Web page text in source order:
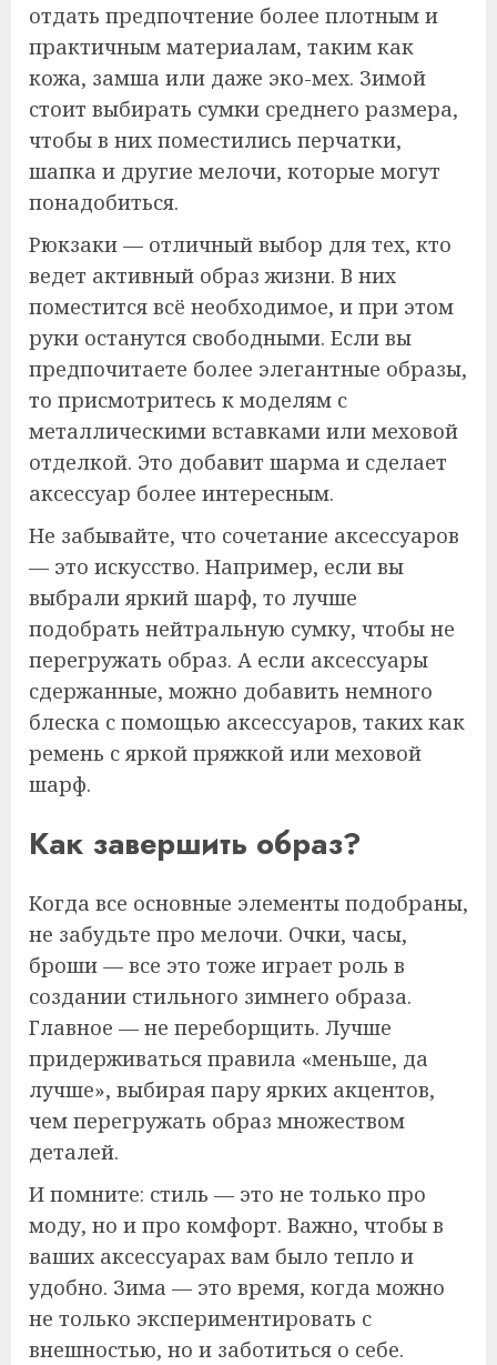
отдать предпочтение более плотным и
практичным материалам, таким как
кожа, замша или даже эко-мех. Зимой
стоит выбирать сумки среднего размера,
чтобы в них поместились перчатки,
шапка и другие мелочи, которые могут
понадобиться.
Рюкзаки — отличный выбор для тех, кто
ведет активный образ жизни. В них
поместится всё необходимое, и при этом
руки останутся свободными. Если вы
предпочитаете более элегантные образы,
то присмотритесь к моделям с
металлическими вставками или меховой
отделкой. Это добавит шарма и сделает
аксессуар более интересным.
Не забывайте, что сочетание аксессуаров
— это искусство. Например, если вы
выбрали яркий шарф, то лучше
подобрать нейтральную сумку, чтобы не
перегружать образ. А если аксессуары
сдержанные, можно добавить немного
блеска с помощью аксессуаров, таких как
ремень с яркой пряжкой или меховой
шарф.
Как завершить образ?
Когда все основные элементы подобраны,
не забудьте про мелочи. Очки, часы,
броши — все это тоже играет роль в
создании стильного зимнего образа.
Главное — не переборщить. Лучше
придерживаться правила «меньше, да
лучше», выбирая пару ярких акцентов,
чем перегружать образ множеством
деталей.
И помните: стиль — это не только про
моду, но и про комфорт. Важно, чтобы в
ваших аксессуарах вам было тепло и
удобно. Зима — это время, когда можно
не только экспериментировать с
внешностью, но и заботиться о себе.